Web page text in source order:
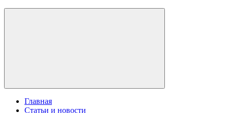
Главная
Статьи и новости